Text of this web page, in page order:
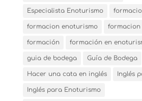
Especialista Enoturismo
formacion enoturismo formacion
formación formación en
guia de bodega Guía de Bodega
Hacer una cata en inglés Inglés
Inglés para Enoturismo